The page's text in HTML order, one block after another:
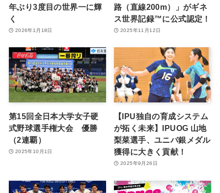
年ぶり3度目の世界一に輝
く
2026年1月18日
路（直線200m）」がギネ
ス世界記録™に公式認定！
2025年11月12日
第15回全日本大学女子硬
式野球選手権大会 優勝
（2連覇）
2025年10月1日
【IPU独自の育成システム
が拓く未来】IPUOG 山地
梨菜選手、ユニバ銀メダル
獲得に大きく貢献！
2025年9月26日